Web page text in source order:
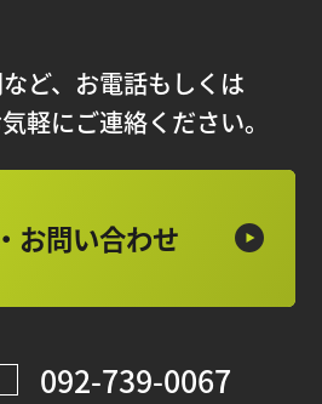
ど、お電話もしくは
軽にご連絡ください。
お問い合わせ
092-739-0067